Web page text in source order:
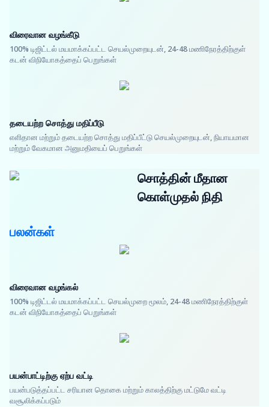
விரைவான வழங்கீடு
100% டிஜிட்டல் மயமாக்கப்பட்ட செயல்முறையுடன், 24-48 மணிநேரத்திற்குள்
கடன் விநியோகத்தைப் பெறுங்கள்
தடையற்ற சொத்து மதிப்பீடு
எளிதான மற்றும் தடையற்ற சொத்து மதிப்பீட்டு செயல்முறையுடன், நியாயமான
மற்றும் வேகமான அனுமதியைப் பெறுங்கள்
சொத்தின் மீதான
கொள்முதல் நிதி
பலன்கள்
விரைவான வழங்கல்
100% டிஜிட்டல் மயமாக்கப்பட்ட செயல்முறை மூலம், 24-48 மணிநேரத்திற்குள்
கடன் விநியோகத்தைப் பெறுங்கள்
பயன்பாட்டிற்கு ஏற்ப வட்டி
பயன்படுத்தப்பட்ட சரியான தொகை மற்றும் காலத்திற்கு மட்டுமே வட்டி
வசூலிக்கப்படும்